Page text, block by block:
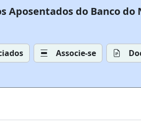
Aposentados do Banco do
Associe-se